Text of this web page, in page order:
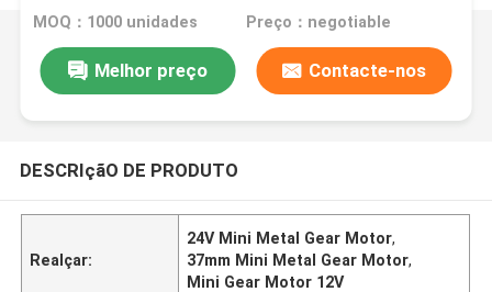
MOQ：1000 unidades Preço：negotiable
Melhor preço Contacte-nos
DESCRIçãO DE PRODUTO
Realçar:
24V Mini Metal Gear Motor,
37mm Mini Metal Gear Motor,
Mini Gear Motor 12V